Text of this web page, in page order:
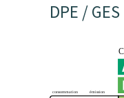
DPE / GES